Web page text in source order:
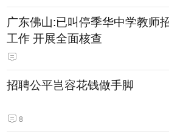
广东佛山:已叫停季华中学教师
工作 开展全面核查
招聘公平岂容花钱做手脚
8